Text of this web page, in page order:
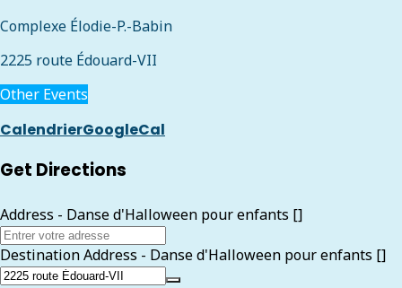
Complexe Élodie-P.-Babin
2225 route Édouard-VII
Other Events
CalendrierGoogleCal
Get Directions
Address - Danse d'Halloween pour enfants []
Destination Address - Danse d'Halloween pour enfants []